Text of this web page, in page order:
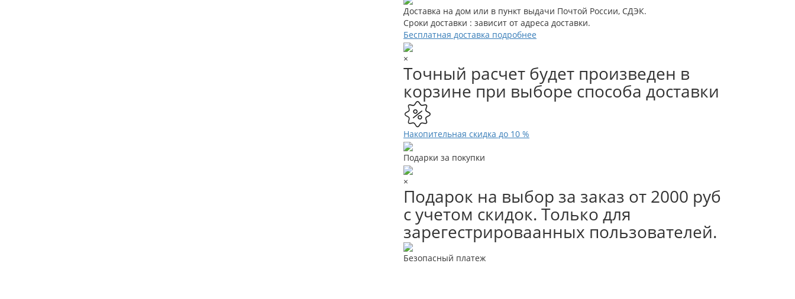
Доставка на дом или в пункт выдачи Почтой России, СДЭК.
Сроки доставки : зависит от адреса доставки.
Бесплатная доставка подробнее
×
Точный расчет будет произведен в
корзине при выборе способа доставки
Накопительная скидка до 10 %
Подарки за покупки
×
Подарок на выбор за заказ от 2000 руб
с учетом скидок. Только для
зарегестрироваанных пользователей.
Безопасный платеж